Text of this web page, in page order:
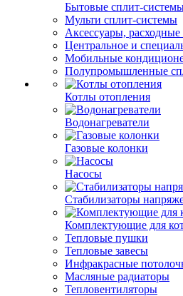
Бытовые сплит-
Мульти сплит-системы
Аксессуары,
Центральное и
Мобильные
Полупромышленные
Котлы отопления
Водонагреватели
Газовые колонки
Насосы
Стабилизаторы
Комплектующие для
Тепловые пушки
Тепловые завесы
Инфракрасные
Масляные радиаторы
Тепловентиляторы